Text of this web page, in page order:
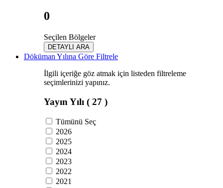
0
Seçilen Bölgeler
DETAYLI ARA
Döküman Yılına Göre Filtrele
İlgili içeriğe göz atmak için listeden filtreleme
seçimlerinizi yapınız.
Yayın Yılı ( 27 )
Tümünü Seç
2026
2025
2024
2023
2022
2021